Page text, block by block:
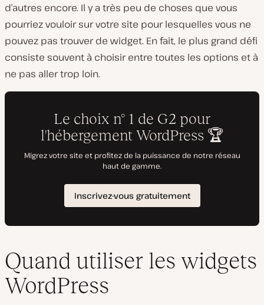
d’autres encore. Il y a très peu de choses que vous
pourriez vouloir sur votre site pour lesquelles vous ne
pouvez pas trouver de widget. En fait, le plus grand défi
consiste souvent à choisir entre toutes les options et à
ne pas aller trop loin.
Quand utiliser les widgets
WordPress